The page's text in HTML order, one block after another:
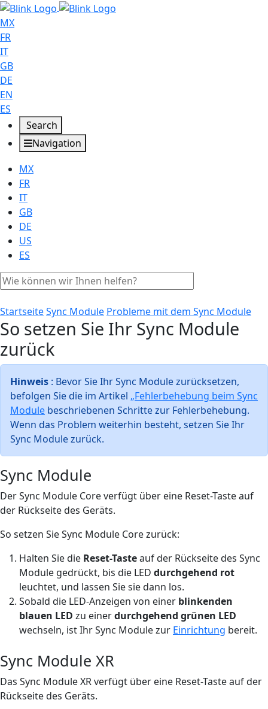
MX
FR
IT
GB
DE
EN
ES
Search
Navigation
MX
FR
IT
GB
DE
US
ES
StartseiteSync Module Probleme mit dem Sync Module
So setzen Sie Ihr Sync Module
zurück
Hinweis : Bevor Sie Ihr Sync Module zurücksetzen,
befolgen Sie die im Artikel „Fehlerbehebung beim Sync
Module beschriebenen Schritte zur Fehlerbehebung.
Wenn das Problem weiterhin besteht, setzen Sie Ihr
Sync Module zurück.
Sync Module
Der Sync Module Core verfügt über eine Reset-Taste auf
der Rückseite des Geräts.
So setzen Sie Sync Module Core zurück:
Halten Sie die Reset-Tasteauf der Rückseite des Sync
Module gedrückt, bis die LED durchgehend rot
leuchtet, und lassen Sie sie dann los.
Sobald die LED-Anzeigen von einer blinkenden
blauen LED zu einerdurchgehend grünen LED
wechseln, ist Ihr Sync Module zur Einrichtung bereit.
Sync Module XR
Das Sync Module XR verfügt über eine Reset-Taste auf der
Rückseite des Geräts.